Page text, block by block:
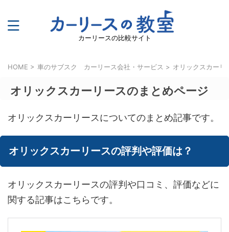
カーリースの比較サイト
HOME > 車のサブスク カーリース会社・サービス > オリックスカーリ
オリックスカーリースのまとめページ
オリックスカーリースについてのまとめ記事です。
オリックスカーリースの評判や評価は？
オリックスカーリースの評判や口コミ、評価などに
関する記事はこちらです。